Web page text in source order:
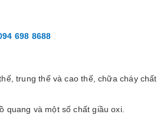
698 8688
trung thế và cao thế,chữa cháy chất
quang và một số chất giầu oxi.